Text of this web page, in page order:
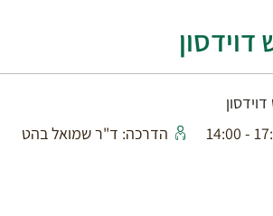
ביקור בצריף
17:00
הדרכה: ד"ר שמואל בהט